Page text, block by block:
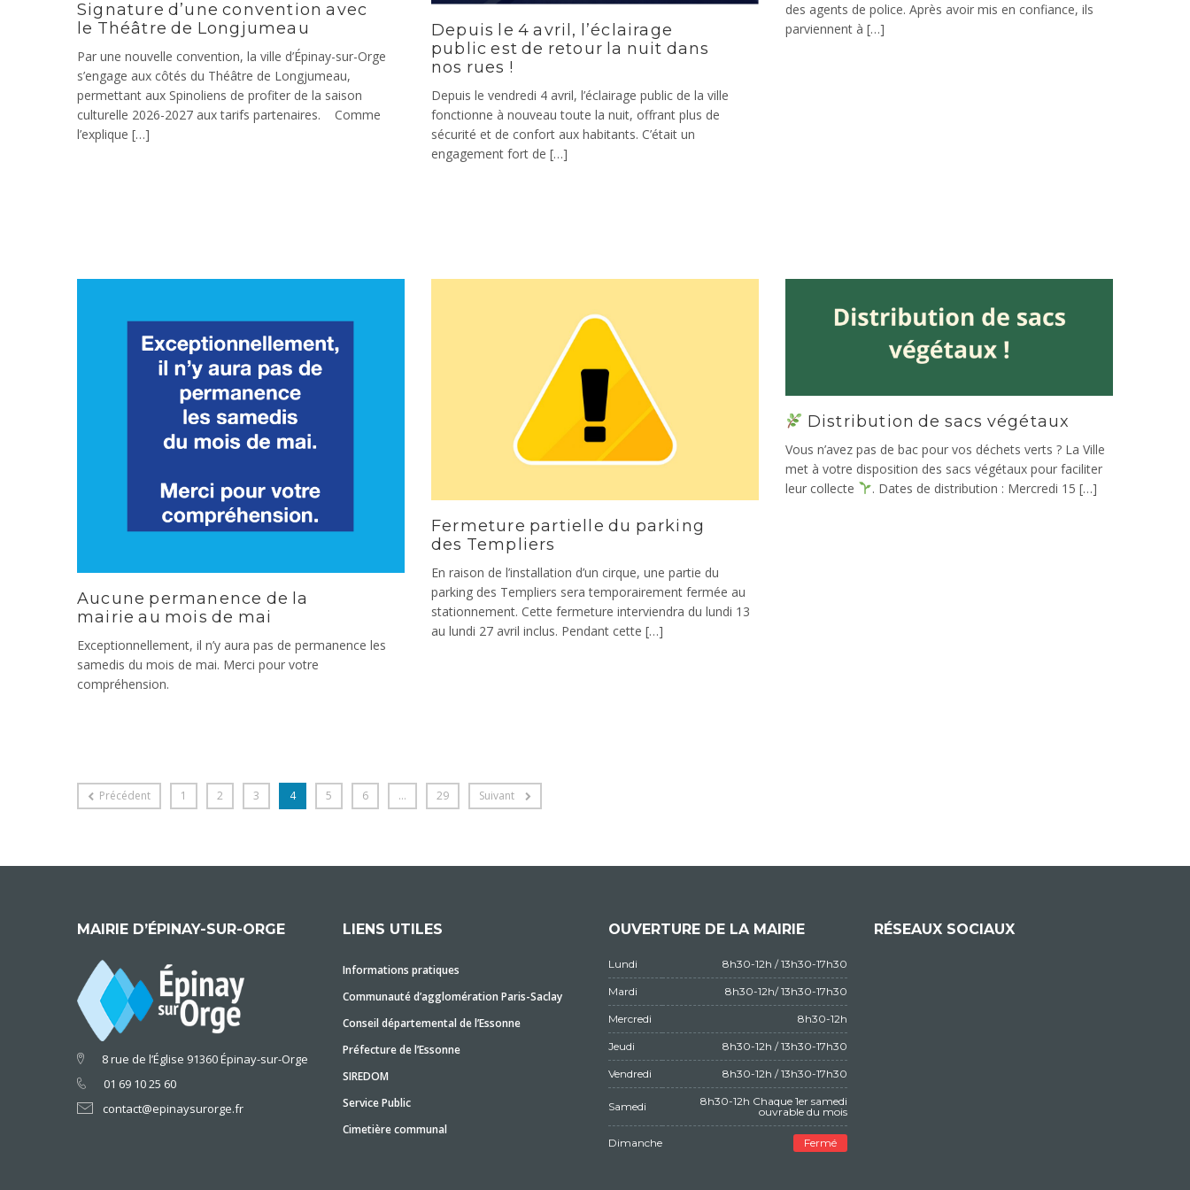
Signature d’une convention avec
le Théâtre de Longjumeau
Par une nouvelle convention, la ville d’Épinay-sur-Orge
s’engage aux côtés du Théâtre de Longjumeau,
permettant aux Spinoliens de profiter de la saison
culturelle 2026-2027 aux tarifs partenaires. Comme
l’explique […]
Depuis le 4 avril, l’éclairage
public est de retour la nuit dans
nos rues !
Depuis le vendredi 4 avril, l’éclairage public de la ville
fonctionne à nouveau toute la nuit, offrant plus de
sécurité et de confort aux habitants. C’était un
engagement fort de […]
des agents de police. Après avoir mis en confiance, ils
parviennent à […]
Aucune permanence de la
mairie au mois de mai
Exceptionnellement, il n’y aura pas de permanence les
samedis du mois de mai. Merci pour votre
compréhension.
Fermeture partielle du parking
des Templiers
En raison de l’installation d’un cirque, une partie du
parking des Templiers sera temporairement fermée au
stationnement. Cette fermeture interviendra du lundi 13
au lundi 27 avril inclus. Pendant cette […]
Distribution de sacs végétaux
Vous n’avez pas de bac pour vos déchets verts ? La Ville
met à votre disposition des sacs végétaux pour faciliter
leur collecte
. Dates de distribution : Mercredi 15 […]
Précédent 1 2 3 4 5 6 … 29 Suivant
MAIRIE D’ÉPINAY-SUR-ORGE
8 rue de l’Église 91360 Épinay-sur-Orge
01 69 10 25 60
contact@epinaysurorge.fr
LIENS UTILES
Informations pratiques
Communauté d’agglomération Paris-Saclay
Conseil départemental de l’Essonne
Préfecture de l’Essonne
SIREDOM
Service Public
Cimetière communal
OUVERTURE DE LA MAIRIE
Lundi 8h30-12h / 13h30-17h30
Mardi 8h30-12h/ 13h30-17h30
Mercredi 8h30-12h
Jeudi 8h30-12h / 13h30-17h30
Vendredi 8h30-12h / 13h30-17h30
Samedi
8h30-12h Chaque 1er samedi
ouvrable du mois
Dimanche Fermé
RÉSEAUX SOCIAUX